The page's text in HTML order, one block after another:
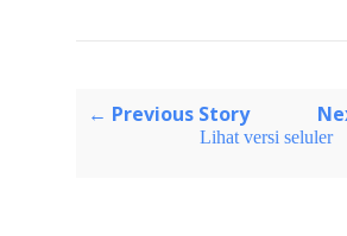
← Previous Story
Lihat versi seluler